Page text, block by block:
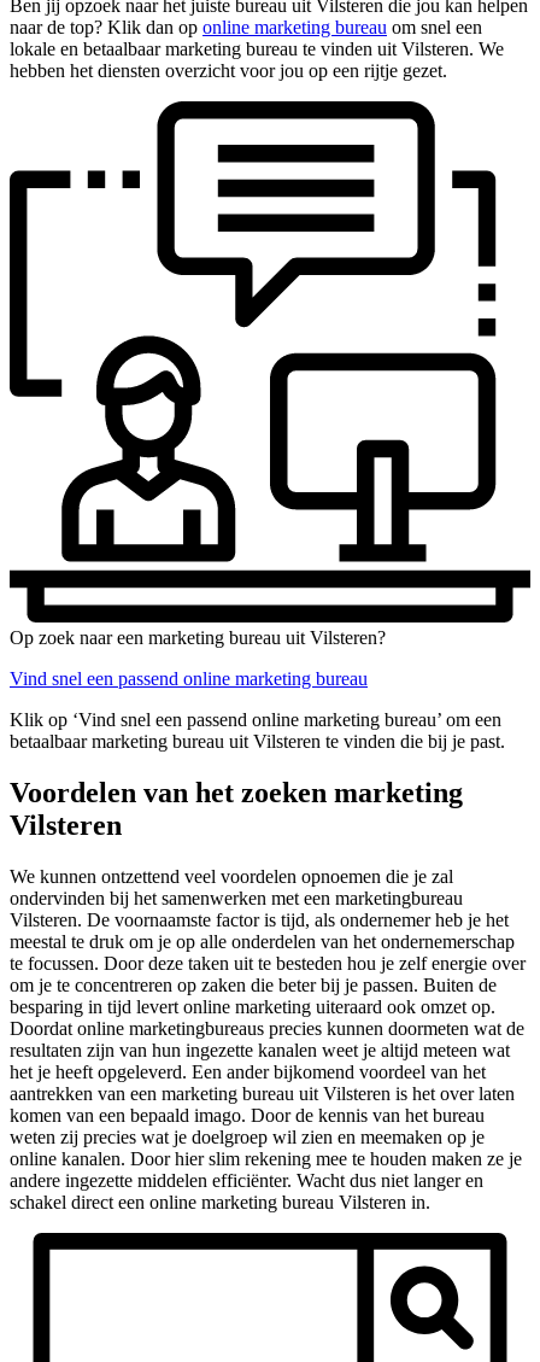
Ben jij opzoek naar het juiste bureau uit Vilsteren die jou kan helpen
naar de top? Klik dan op online marketing bureau om snel een
lokale en betaalbaar marketing bureau te vinden uit Vilsteren. We
hebben het diensten overzicht voor jou op een rijtje gezet.
Op zoek naar een marketing bureau uit Vilsteren?
Vind snel een passend online marketing bureau
Klik op ‘Vind snel een passend online marketing bureau’ om een
betaalbaar marketing bureau uit Vilsteren te vinden die bij je past.
Voordelen van het zoeken marketing
Vilsteren
We kunnen ontzettend veel voordelen opnoemen die je zal
ondervinden bij het samenwerken met een marketingbureau
Vilsteren. De voornaamste factor is tijd, als ondernemer heb je het
meestal te druk om je op alle onderdelen van het ondernemerschap
te focussen. Door deze taken uit te besteden hou je zelf energie over
om je te concentreren op zaken die beter bij je passen. Buiten de
besparing in tijd levert online marketing uiteraard ook omzet op.
Doordat online marketingbureaus precies kunnen doormeten wat de
resultaten zijn van hun ingezette kanalen weet je altijd meteen wat
het je heeft opgeleverd. Een ander bijkomend voordeel van het
aantrekken van een marketing bureau uit Vilsteren is het over laten
komen van een bepaald imago. Door de kennis van het bureau
weten zij precies wat je doelgroep wil zien en meemaken op je
online kanalen. Door hier slim rekening mee te houden maken ze je
andere ingezette middelen efficiënter. Wacht dus niet langer en
schakel direct een online marketing bureau Vilsteren in.